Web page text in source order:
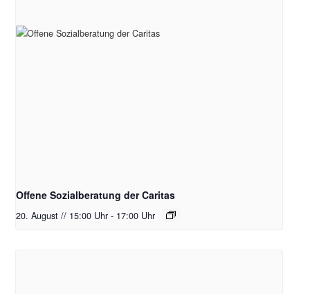
Offene Sozialberatung der Caritas
20. August // 15:00 Uhr - 17:00 Uhr